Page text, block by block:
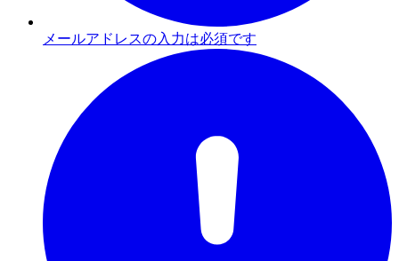
メールアドレスの入力は必須です